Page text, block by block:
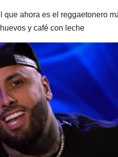
que ahora es el reggaetonero
y café con leche